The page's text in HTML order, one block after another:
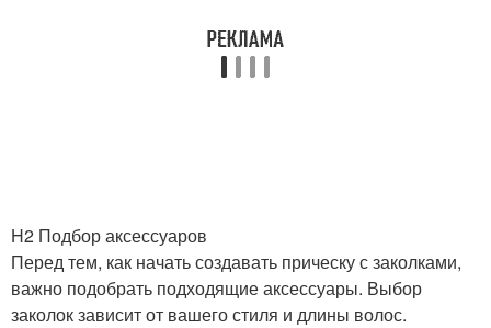
H2 Подбор аксессуаров
Перед тем, как начать создавать прическу с заколками,
важно подобрать подходящие аксессуары. Выбор
заколок зависит от вашего стиля и длины волос.